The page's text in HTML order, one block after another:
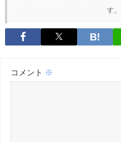
す。
コメント ※